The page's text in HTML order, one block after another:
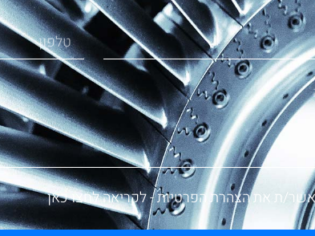
ת את הצהרת הפרטיות -לקריאה לחצו כאן